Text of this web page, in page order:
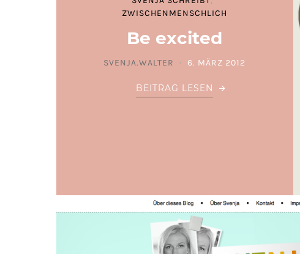
ZWISCHENMENSCHLICH
Be excited
SVENJA.WALTER
POSTED ON
6. MÄRZ 2012
BEITRAG LESEN